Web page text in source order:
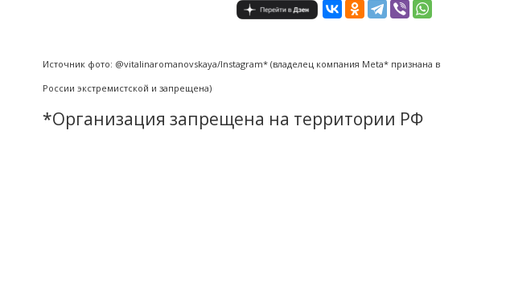
Источник фото: @vitalinaromanovskaya/Instagram* (владелец компания Meta* признана в
России экстремистской и запрещена)
*Организация запрещена на территории РФ